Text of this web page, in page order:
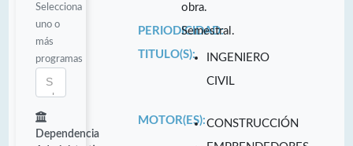
Selecciona
uno o
más
programas
Dependencia
obra.
PERIODICIDAD:
Semestral.
TITULO(S):
INGENIERO
CIVIL
MOTOR(ES):CONSTRUCCIÓN